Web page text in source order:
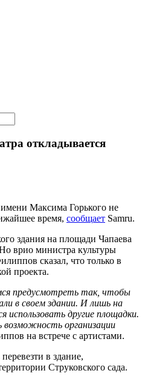
откладывается
Максима Горького не
время, сообщает Samru.
здания на площади Чапаева
врио министра культуры
сказал, что только в
проекта.
предусмотреть так, чтобы
в своем здании. И лишь на
другие площадки.
организации
на встрече с артистами.
в здание,
Струковского сада.